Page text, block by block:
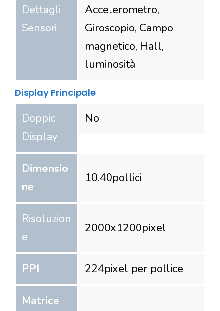
Dettagli
Sensori
Accelerometro,
Giroscopio, Campo
magnetico, Hall,
luminosità
Display Principale
Doppio
Display
No
Dimensio
ne
10.40pollici
Risoluzion
e
2000x1200pixel
PPI 224pixel per pollice
Matrice